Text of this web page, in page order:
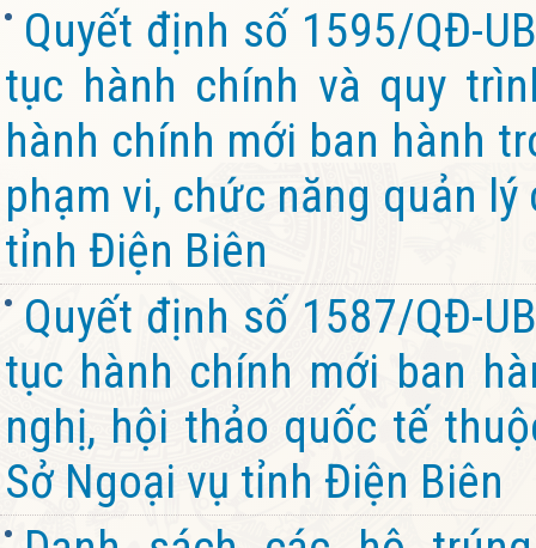
Quyết định số 1595/QĐ-
tục hành chính và quy
hành chính mới ban hành
phạm vi, chức năng quản
tỉnh Điện Biên
Quyết định số 1587/QĐ-
tục hành chính mới ban
nghị, hội thảo quốc tế
Sở Ngoại vụ tỉnh Điện Biên